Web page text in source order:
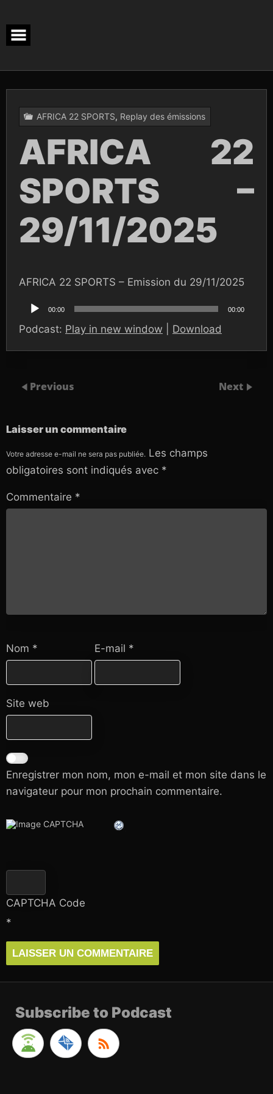
content
AFRICA 22 SPORTS, Replay des émissions
AFRICA 22
SPORTS –
29/11/2025
AFRICA 22 SPORTS – Emission du 29/11/2025
audio
00:00 00:00
Podcast: Play in new window Download
Previous Next
Laisser un commentaire
Votre adresse e-mail ne sera pas publiée. Les champs
obligatoires sont indiqués avec *
Commentaire *
Nom * E-mail *
Site web
Enregistrer mon nom, mon e-mail et mon site dans le
navigateur pour mon prochain commentaire.
CAPTCHA Code
*
Subscribe to Podcast